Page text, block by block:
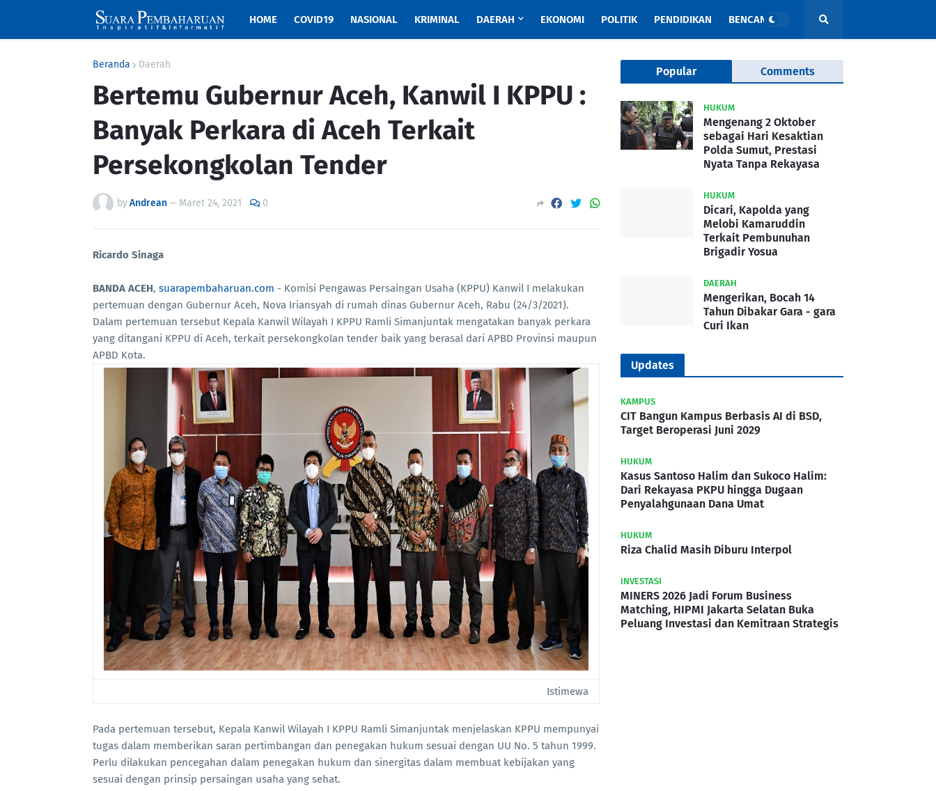
HOME COVID19 NASIONAL KRIMINAL DAERAH EKONOMI POLITIK PENDIDIKAN BENCANA
Beranda Daerah
Bertemu Gubernur Aceh, Kanwil I KPPU :
Banyak Perkara di Aceh Terkait
Persekongkolan Tender
byAndrean— Maret 24, 2021 0
Ricardo Sinaga
BANDA ACEH, suarapembaharuan.com - Komisi Pengawas Persaingan Usaha (KPPU) Kanwil I melakukan
pertemuan dengan Gubernur Aceh, Nova Iriansyah di rumah dinas Gubernur Aceh, Rabu (24/3/2021).
Dalam pertemuan tersebut Kepala Kanwil Wilayah I KPPU Ramli Simanjuntak mengatakan banyak perkara
yang ditangani KPPU di Aceh, terkait persekongkolan tender baik yang berasal dari APBD Provinsi maupun
APBD Kota.
Istimewa
Pada pertemuan tersebut, Kepala Kanwil Wilayah I KPPU Ramli Simanjuntak menjelaskan KPPU mempunyai
tugas dalam memberikan saran pertimbangan dan penegakan hukum sesuai dengan UU No. 5 tahun 1999.
Perlu dilakukan pencegahan dalam penegakan hukum dan sinergitas dalam membuat kebijakan yang
sesuai dengan prinsip persaingan usaha yang sehat.
Popular Comments
HUKUM
Mengenang 2 Oktober
sebagai Hari Kesaktian
Polda Sumut, Prestasi
Nyata Tanpa Rekayasa
HUKUM
Dicari, Kapolda yang
Melobi Kamaruddin
Terkait Pembunuhan
Brigadir Yosua
DAERAH
Mengerikan, Bocah 14
Tahun Dibakar Gara - gara
Curi Ikan
Updates
KAMPUS
CIT Bangun Kampus Berbasis AI di BSD,
Target Beroperasi Juni 2029
HUKUM
Kasus Santoso Halim dan Sukoco Halim:
Dari Rekayasa PKPU hingga Dugaan
Penyalahgunaan Dana Umat
HUKUM
Riza Chalid Masih Diburu Interpol
INVESTASI
MINERS 2026 Jadi Forum Business
Matching, HIPMI Jakarta Selatan Buka
Peluang Investasi dan Kemitraan Strategis